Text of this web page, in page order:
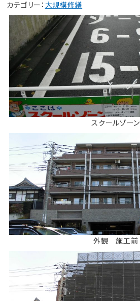
カテゴリー： 大規模修繕
スクールゾーン
外観 施工前